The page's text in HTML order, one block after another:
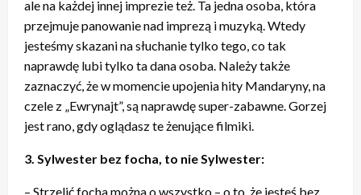
ale na każdej innej imprezie też. Ta jedna osoba, która
przejmuje panowanie nad imprezą i muzyką. Wtedy
jesteśmy skazani na słuchanie tylko tego, co tak
naprawdę lubi tylko ta dana osoba. Należy także
zaznaczyć, że w momencie upojenia hity Mandaryny, na
czele z „Ewrynajt”, są naprawdę super-zabawne. Gorzej
jest rano, gdy oglądasz te żenujące filmiki.
3. Sylwester bez focha, to nie Sylwester:
– Strzelić focha można o wszystko – o to, że jesteś bez